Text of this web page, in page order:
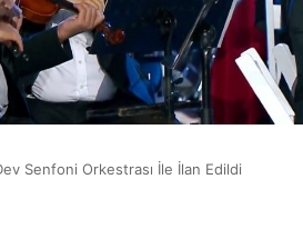
Senfoni Orkestrası İle İlan Edildi